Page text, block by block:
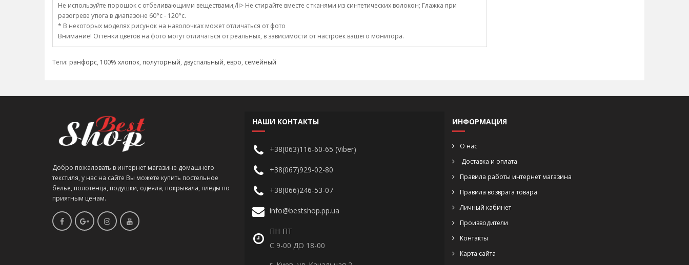
Не используйте порошок с отбеливающими веществами;/li> Не стирайте вместе с тканями из синтетических волокон; Глажка при
разогреве утюга в диапазоне 60°c - 120°c.
* В некоторых моделях рисунок на наволочках может отличаться от фото
Внимание! Оттенки цветов на фото могут отличаться от реальных, в зависимости от настроек вашего монитора.
Теги: ранфорс, 100% хлопок, полуторный, двуспальный, евро, семейный
Добро пожаловать в интернет магазине домашнего
текстиля, у нас на сайте Вы можете купить постельное
белье, полотенца, подушки, одеяла, покрывала, пледы по
приятным ценам.
НАШИ КОНТАКТЫ
+38(063)116-60-65 (Viber)
+38(067)929-02-80
+38(066)246-53-07
info@bestshop.pp.ua
ПН-ПТ
С 9-00 ДО 18-00
ИНФОРМАЦИЯ
О нас
Доставка и оплата
Правила работы интернет магазина
Правила возврата товара
Личный кабинет
Производители
Контакты
Карта сайта